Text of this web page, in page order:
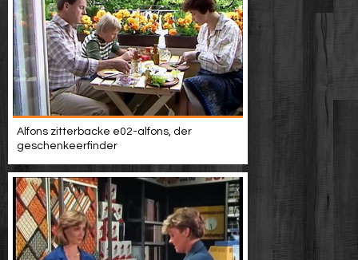
Alfons zitterbacke e02-alfons, der
geschenkeerfinder